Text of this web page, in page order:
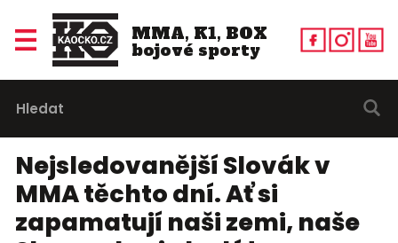
MMA, K1, BOX
bojové sporty
Nejsledovanější Slovák v
MMA těchto dní. Ať si
zapamatují naši zemi, naše